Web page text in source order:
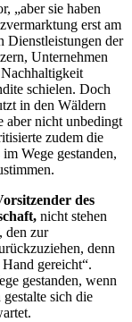
„aber sie haben
erst am
Dienstleistungen der
Unternehmen
schielen. Doch
in den Wäldern
aber nicht unbedingt
zudem die
Wege gestanden,
des
nicht stehen
den zur
denn
gereicht“.
gestanden, wenn
sich die